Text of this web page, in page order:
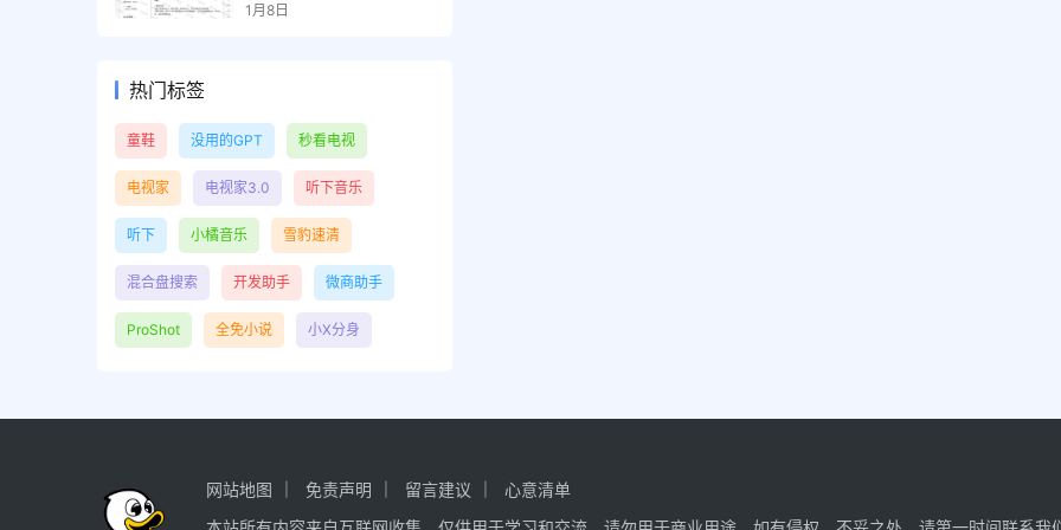
1月8日
热门标签
童鞋 没用的GPT 秒看电视
电视家 电视家3.0 听下音乐
听下 小橘音乐 雪豹速清
混合盘搜索 开发助手 微商助手
ProShot 全免小说 小X分身
网站地图 免责声明 留言建议
心意清单